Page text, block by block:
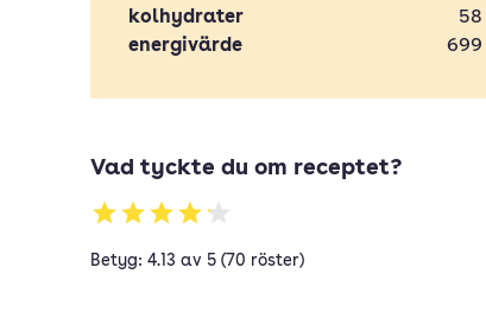
kolhydrater
58
energivärde
699
Vad tyckte du om receptet?
Betyg: 4.13 av 5 (70 röster)